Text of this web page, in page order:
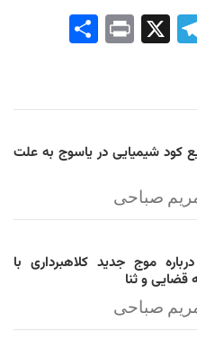
Tel
Pri
کود شیمیایی در یاسوج به علت
صباحی
موج جدید کلاهبرداری با
قضایی و ثنا
صباحی